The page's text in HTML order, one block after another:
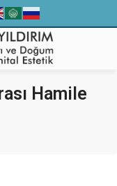
Hamile